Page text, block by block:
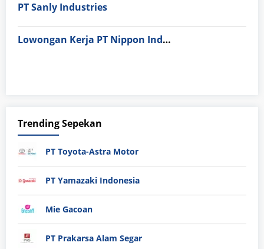
PT Sanly Industries
Lowongan Kerja PT Nippon Indosari Corpindo Tbk. Bulan Agustus 2026
Trending Sepekan
PT Toyota-Astra Motor
PT Yamazaki Indonesia
Mie Gacoan
PT Prakarsa Alam Segar